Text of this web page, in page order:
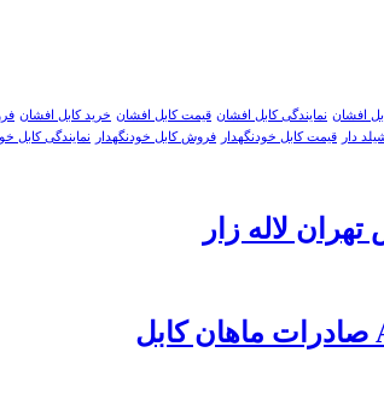
افشان نمایندگی کابل افشان قیمت کابل افشان خرید کابل افشان
دار قیمت کابل خودنگهدار فروش کابل خودنگهدار نمایندگی کابل